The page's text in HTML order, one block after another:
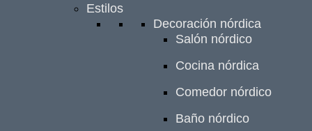
Estilos
Decoración nórdica
Salón nórdico
Cocina nórdica
Comedor nórdico
Baño nórdico